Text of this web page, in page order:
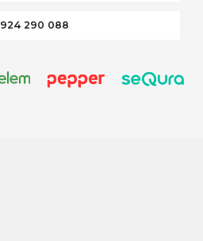
924 290 088